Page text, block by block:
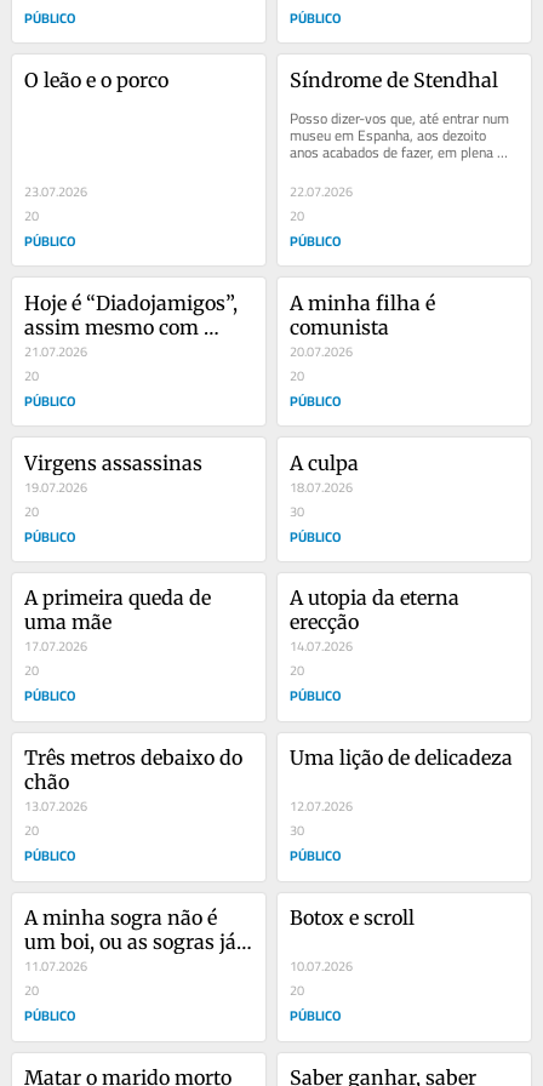
PÚBLICO PÚBLICO
O leão e o porco
23.07.2026
20
PÚBLICO
Síndrome de Stendhal
Posso dizer-vos que, até entrar num
museu em Espanha, aos dezoito
anos acabados de fazer, em plena
viagem de finalistas do liceu,
desconhecia por...
22.07.2026
20
PÚBLICO
Hoje é “Diadojamigos”,
assim mesmo com
ligação em jota
21.07.2026
20
PÚBLICO
A minha filha é
comunista
20.07.2026
20
PÚBLICO
Virgens assassinas
19.07.2026
20
PÚBLICO
A culpa
18.07.2026
30
PÚBLICO
A primeira queda de
uma mãe
17.07.2026
20
PÚBLICO
A utopia da eterna
erecção
14.07.2026
20
PÚBLICO
Três metros debaixo do
chão
13.07.2026
20
PÚBLICO
Uma lição de delicadeza
12.07.2026
30
PÚBLICO
A minha sogra não é
um boi, ou as sogras já
não são o que eram
11.07.2026
20
PÚBLICO
Botox e scroll
10.07.2026
20
PÚBLICO
Matar o marido morto Saber ganhar, saber